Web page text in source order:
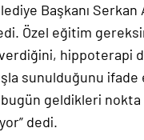
Başkanı
Özel eğitim
hippoterapi
sunulduğunu ifade
geldikleri
dedi.